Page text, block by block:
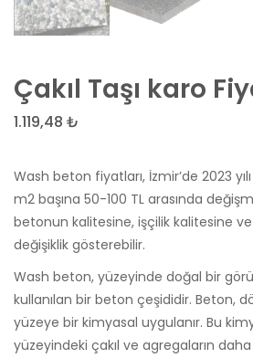
Çakıl Taşı karo
1.119,48 ₺
Wash beton fiyatları, İzmir’de 2023
m2 başına 50-100 TL arasında
betonun kalitesine, işçilik kalitesine
değişiklik gösterebilir.
Wash beton, yüzeyinde doğal bir
kullanılan bir beton çeşididir. Beton,
yüzeye bir kimyasal uygulanır. Bu
yüzeyindeki çakıl ve agregaların